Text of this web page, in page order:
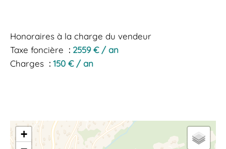
Honoraires à la charge du vendeur
Taxe foncière
2559 € / an
Charges
150 € / an
+